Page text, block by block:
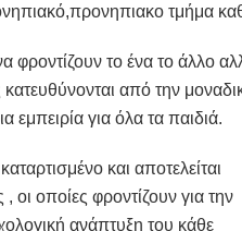
τμήμα
φροντίζουν το ένα το άλλο
από την
εμπειρία για όλα τα παιδιά.
και αποτελείται
οποίες φροντίζουν για την
ανάπτυξη του κάθε